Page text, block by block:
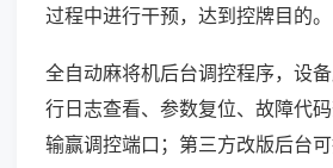
过程中进行干预，达到控牌目的。
全自动麻将机后台调控程序，设
行日志查看、参数复位、故障代
输赢调控端口；第三方改版后台